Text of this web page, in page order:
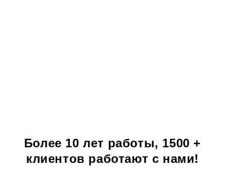
Более 10 лет работы, 1500 +
клиентов работают с нами!